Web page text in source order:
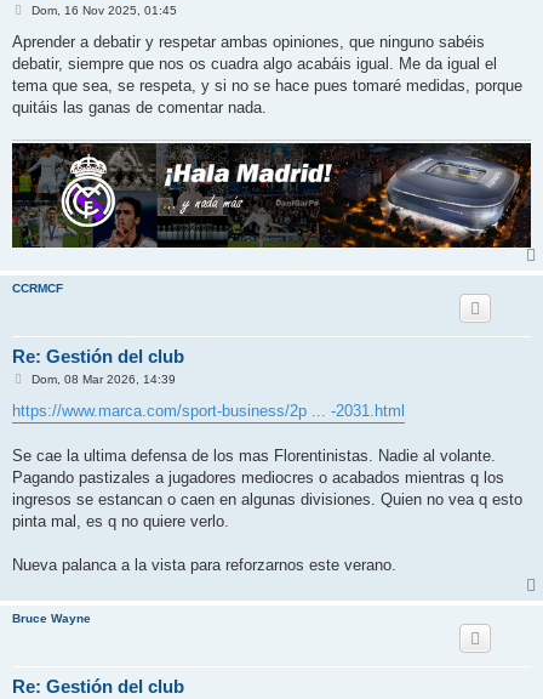
M
n
a
j
Dom, 16 Nov 2025, 01:45
Aprender a debatir y respetar ambas opiniones, que ninguno sabéis
debatir, siempre que nos os cuadra algo acabáis igual. Me da igual el
tema que sea, se respeta, y si no se hace pues tomaré medidas, porque
quitáis las ganas de comentar nada.
CCRMCF
Re: Gestión del club
M
n
s
j
Dom, 08 Mar 2026, 14:39
https://www.marca.com/sport-business/2p ... -2031.html
Se cae la ultima defensa de los mas Florentinistas. Nadie al volante.
Pagando pastizales a jugadores mediocres o acabados mientras q los
ingresos se estancan o caen en algunas divisiones. Quien no vea q esto
pinta mal, es q no quiere verlo.
Nueva palanca a la vista para reforzarnos este verano.
Bruce Wayne
Re: Gestión del club